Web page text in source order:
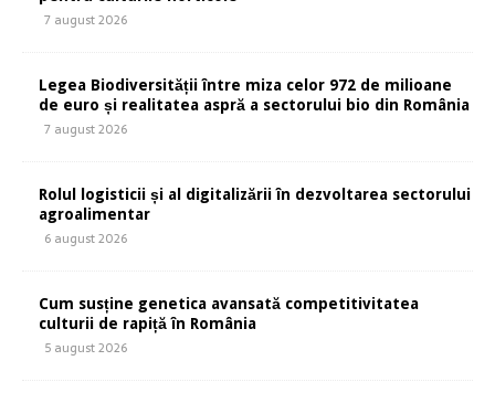
7 august 2026
Legea Biodiversității între miza celor 972 de milioane
de euro și realitatea aspră a sectorului bio din România
7 august 2026
Rolul logisticii și al digitalizării în dezvoltarea sectorului
agroalimentar
6 august 2026
Cum susține genetica avansată competitivitatea
culturii de rapiță în România
5 august 2026